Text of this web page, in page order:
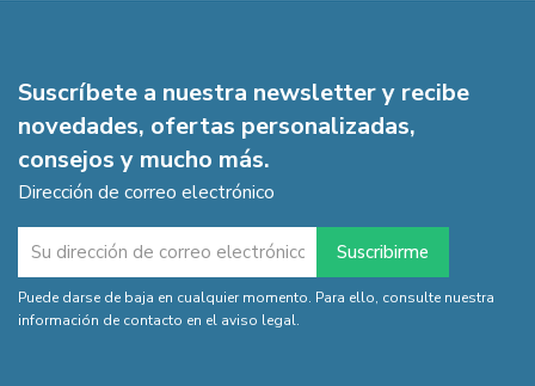
Suscríbete a nuestra newsletter y recibe
novedades, ofertas personalizadas,
consejos y mucho más.
Dirección de correo electrónico
Puede darse de baja en cualquier momento. Para ello, consulte nuestra
información de contacto en el aviso legal.